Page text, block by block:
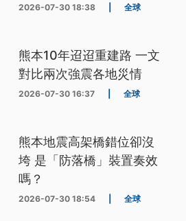
2026-07-30 18:38 全球
熊本10年迢迢重建路 一文
對比兩次強震各地災情
2026-07-30 16:37 全球
熊本地震高架橋錯位卻沒
垮 是「防落橋」裝置奏效
嗎？
2026-07-30 18:54 全球